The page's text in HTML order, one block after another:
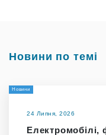
Новини по темі
Новини
24 Липня, 2026
Електромобілі,